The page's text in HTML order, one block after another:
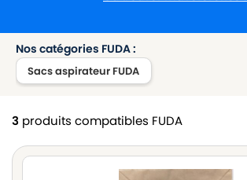
Nos catégories FUDA :
Sacs aspirateur FUDA
3 produits compatibles FUDA